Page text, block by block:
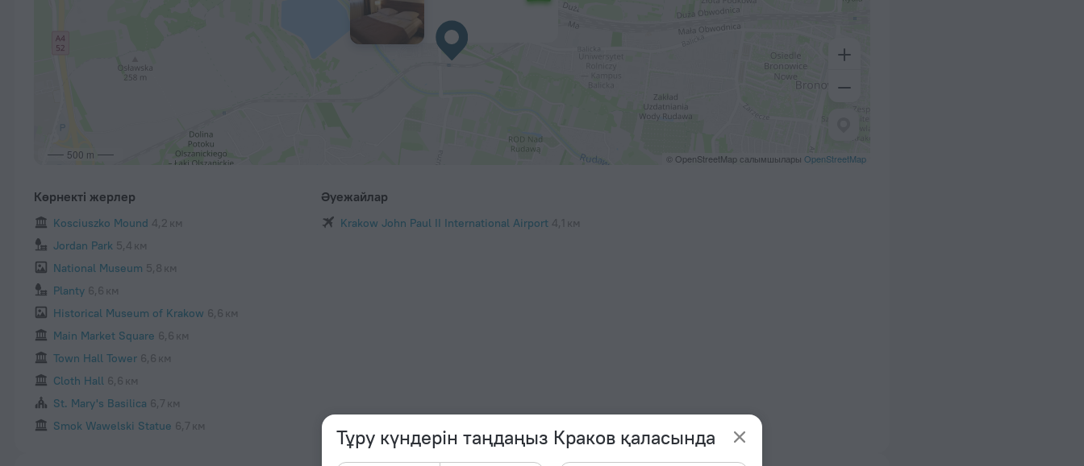
Тұру күндерін таңдаңыз Краков қаласында
500 m © OpenStreetMap салымшылары OpenStreetMap
Көрнекті жерлер
Kosciuszko Mound 4,2 км
Jordan Park 5,4 км
National Museum 5,8 км
Planty 6,6 км
Historical Museum of Krakow 6,6 км
Main Market Square 6,6 км
Town Hall Tower 6,6 км
Cloth Hall 6,6 км
St. Mary's Basilica 6,7 км
Smok Wawelski Statue 6,7 км
Әуежайлар
Krakow John Paul II International Airport 4,1 км